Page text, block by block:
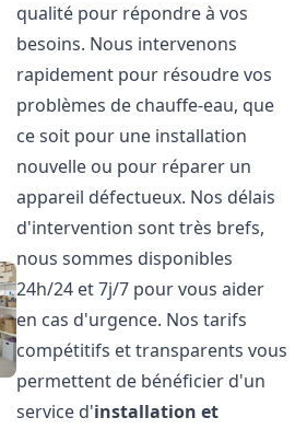
qualité pour répondre à vos
besoins. Nous intervenons
rapidement pour résoudre vos
problèmes de chauffe-eau, que
ce soit pour une installation
nouvelle ou pour réparer un
appareil défectueux. Nos délais
d'intervention sont très brefs,
nous sommes disponibles
24h/24 et 7j/7 pour vous aider
en cas d'urgence. Nos tarifs
compétitifs et transparents vous
permettent de bénéficier d'un
service d'installation et